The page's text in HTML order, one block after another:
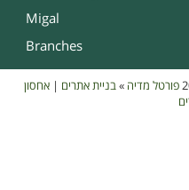
Migal
Branches
פורטל מדיה »בניית אתרים |אחסון